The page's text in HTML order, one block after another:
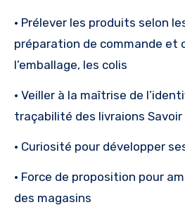
• Prélever les produits selon
préparation de commande et
l’emballage, les colis
• Veiller à la maîtrise de
traçabilité des livraions Savoir
• Curiosité pour développer
• Force de proposition pour
des magasins